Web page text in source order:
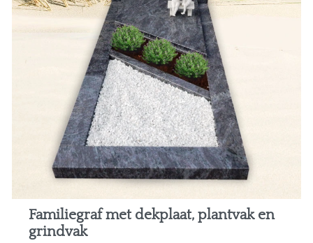
Familiegraf met dekplaat, plantvak en
grindvak